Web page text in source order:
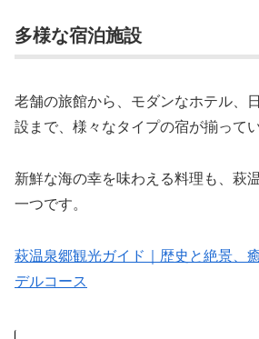
多様な宿泊施設
老舗の旅館から、モダンなホテル、
設まで、様々なタイプの宿が揃ってい
新鮮な海の幸を味わえる料理も、萩
一つです。
萩温泉郷観光ガイド｜歴史と絶景、
デルコース